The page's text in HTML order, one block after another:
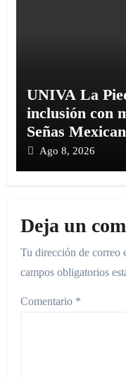
UNIVA La
inclusión con
Señas
Ago 8, 2026
Deja un
Tu dirección de correo
campos obligatorios
Comentario *